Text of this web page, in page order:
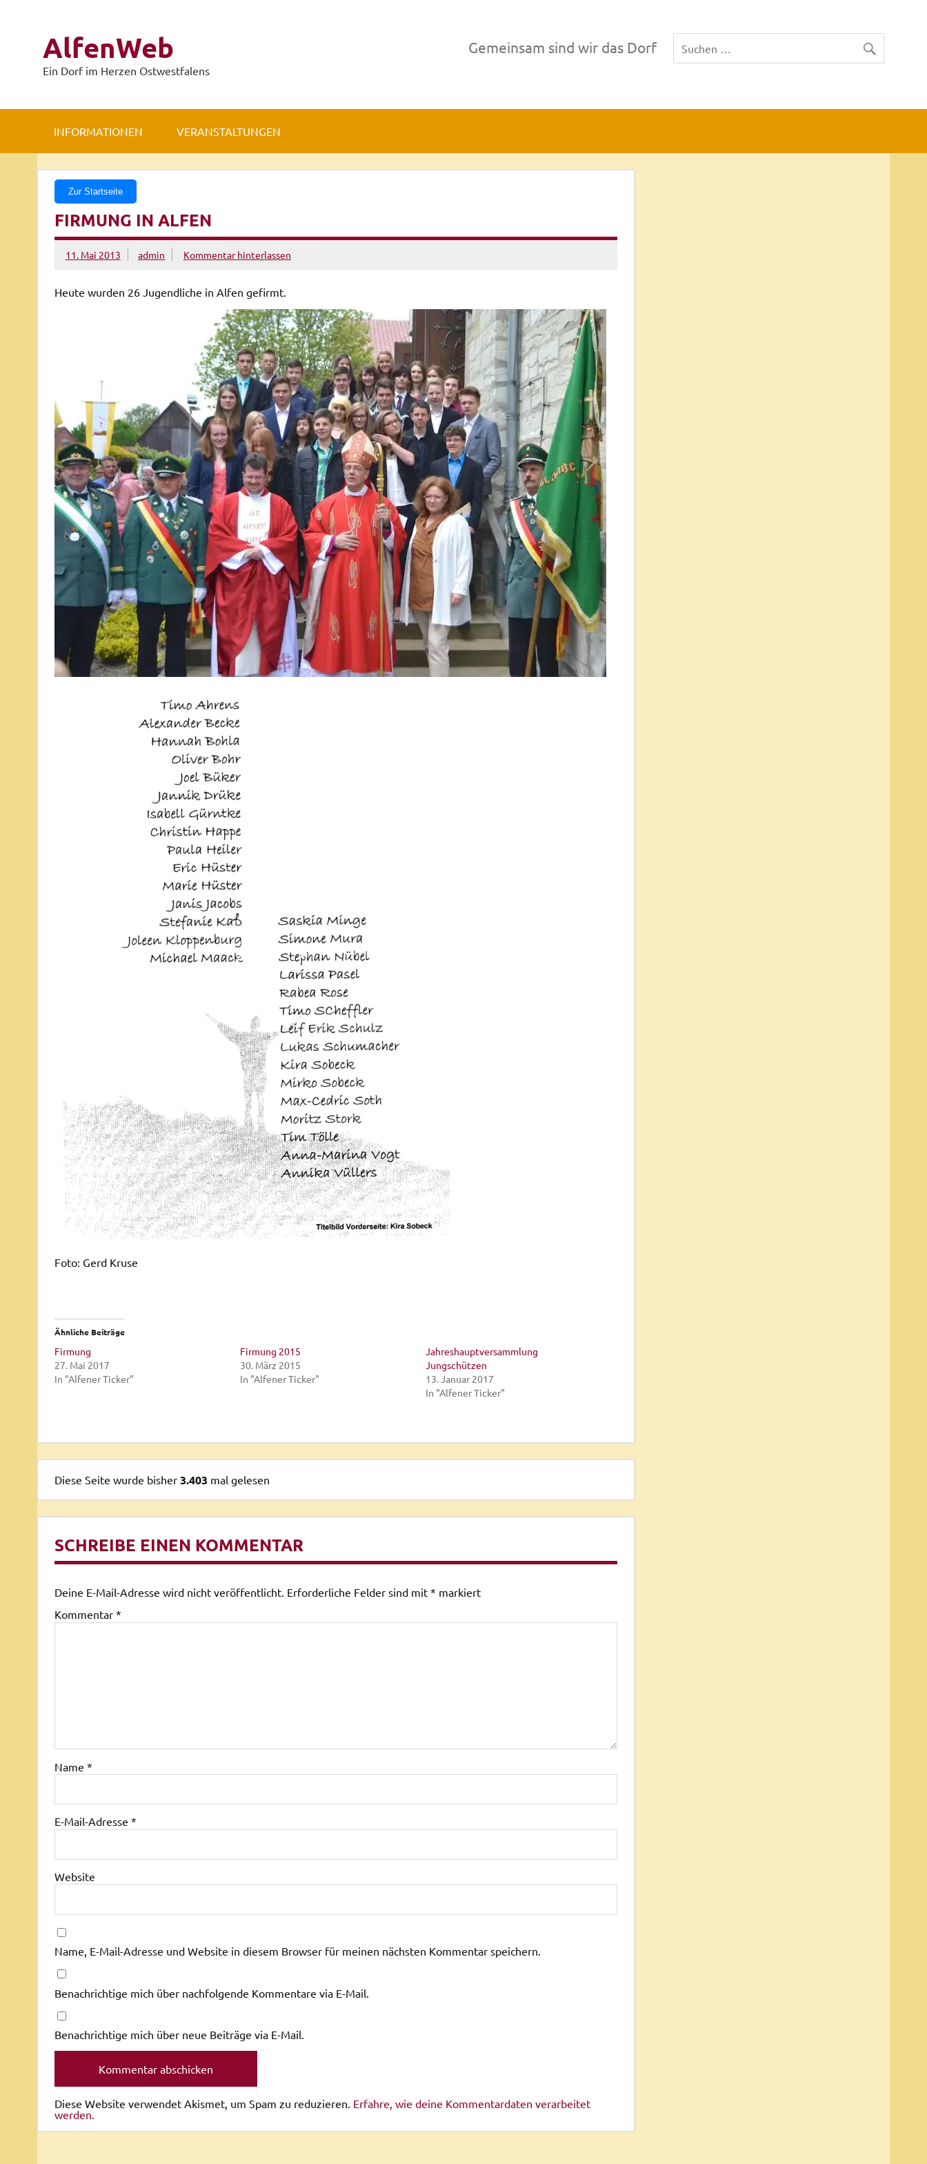
AlfenWeb
Ein Dorf im Herzen Ostwestfalens
Gemeinsam sind wir das Dorf
INFORMATIONEN VERANSTALTUNGEN
Zur Startseite
FIRMUNG IN ALFEN
11. Mai 2013 admin Kommentar hinterlassen
Heute wurden 26 Jugendliche in Alfen gefirmt.
Foto: Gerd Kruse
Ähnliche Beiträge
Firmung
27. Mai 2017
In "Alfener Ticker"
Firmung 2015
30. März 2015
In "Alfener Ticker"
Jahreshauptversammlung
Jungschützen
13. Januar 2017
In "Alfener Ticker"
Diese Seite wurde bisher3.403 mal gelesen
SCHREIBE EINEN KOMMENTAR
Deine E-Mail-Adresse wird nicht veröffentlicht. Erforderliche Felder sind mit * markiert
Kommentar *
Name *
E-Mail-Adresse *
Website
Name, E-Mail-Adresse und Website in diesem Browser für meinen nächsten Kommentar speichern.
Benachrichtige mich über nachfolgende Kommentare via E-Mail.
Benachrichtige mich über neue Beiträge via E-Mail.
Diese Website verwendet Akismet, um Spam zu reduzieren. Erfahre, wie deine Kommentardaten verarbeitet
werden.